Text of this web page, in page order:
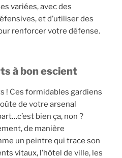
variées, avec des
et d’utiliser des
renforcer votre défense.
à bon escient
! Ces formidables gardiens
de votre arsenal
bien ça, non ?
de manière
un peintre qui trace son
vitaux, l’hôtel de ville, les